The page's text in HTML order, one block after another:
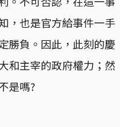
，也是官方給事件一手
勝負。因此，此刻的慶
和主宰的政府權力；然
是嗎?